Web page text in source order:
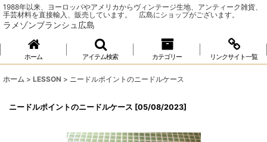
1988年以来、ヨーロッパやアメリカからヴィンテージ生地、アンティーク雑貨、
手芸材料を直接輸入、販売しています。 広島にショップがございます。
ラメゾンブランシュ広島
ホーム アイテム検索 カテゴリー リンクサイト一覧
ホーム > LESSON > ニードルポイントのニードルケース
ニードルポイントのニードルケース [05/08/2023]